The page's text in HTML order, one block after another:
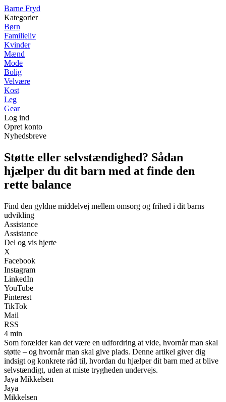
Barne Fryd
Kategorier
Børn
Familieliv
Kvinder
Mænd
Mode
Bolig
Velvære
Kost
Leg
Gear
Log ind
Opret konto
Nyhedsbreve
Støtte eller selvstændighed? Sådan
hjælper du dit barn med at finde den
rette balance
Find den gyldne middelvej mellem omsorg og frihed i dit barns
udvikling
Assistance
Assistance
Del og vis hjerte
X
Facebook
Instagram
LinkedIn
YouTube
Pinterest
TikTok
Mail
RSS
4 min
Som forælder kan det være en udfordring at vide, hvornår man skal
støtte – og hvornår man skal give plads. Denne artikel giver dig
indsigt og konkrete råd til, hvordan du hjælper dit barn med at blive
selvstændigt, uden at miste trygheden undervejs.
Jaya Mikkelsen
Jaya
Mikkelsen